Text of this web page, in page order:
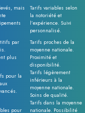
mais
Tarifs variables selon
la notoriété et
l’expérience. Suivi
personnalisé.
par
plus
Tarifs proches de la
moyenne nationale.
Proximité et
disponibilité.
pour la
Tarifs légèrement
inférieurs à la
moyenne nationale.
Soins de qualité.
pour
Tarifs dans la moyenne
nationale. Possibilité